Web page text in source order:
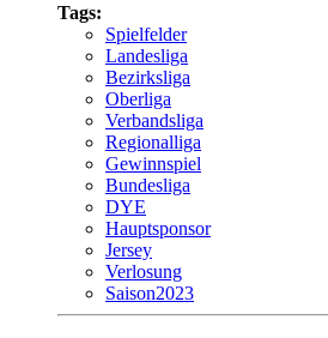
Tags:
Spielfelder
Landesliga
Bezirksliga
Oberliga
Verbandsliga
Regionalliga
Gewinnspiel
Bundesliga
DYE
Hauptsponsor
Jersey
Verlosung
Saison2023